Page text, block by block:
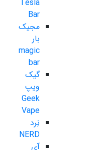
Tesla
Bar
مجیک
بار
magic
bar
گیک
ویپ
Geek
Vape
نِرد
NERD
آی